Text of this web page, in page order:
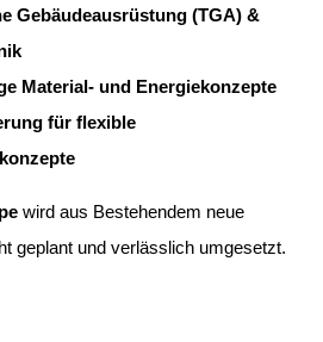
Gebäudeausrüstung (TGA) &
Material- und Energiekonzepte
für flexible
wird aus Bestehendem neue
geplant und verlässlich umgesetzt.